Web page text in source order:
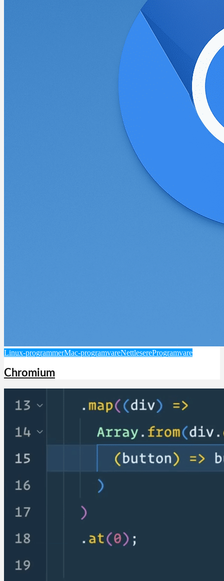
Linux-programmerMac-programvareNettlesereProgramvare
Chromium